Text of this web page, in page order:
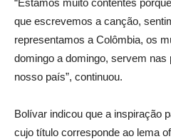
“Estamos muito contentes
que escrevemos a canção,
representamos a Colômbia, os
domingo a domingo, servem nas
nosso país”, continuou.
Bolívar indicou que a inspiração
cujo título corresponde ao lema